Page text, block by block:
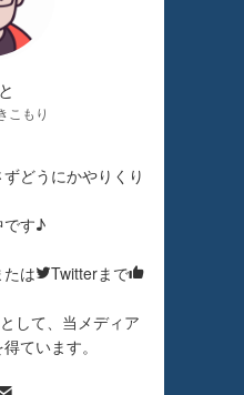
こもり
どうにかやりくり
です♪
は Twitterまで
して、当メディア
ています。